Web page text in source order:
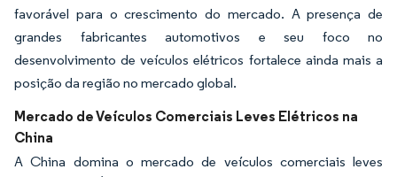
favorável para o crescimento do mercado. A presença de
grandes fabricantes automotivos e seu foco no
desenvolvimento de veículos elétricos fortalece ainda mais a
posição da região no mercado global.
Mercado de Veículos Comerciais Leves Elétricos na
China
A China domina o mercado de veículos comerciais leves